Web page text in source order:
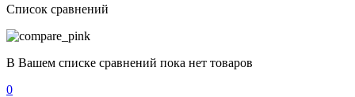
Список сравнений
В Вашем списке сравнений пока нет товаров
0